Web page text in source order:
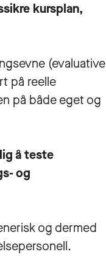
kursplan,
(evaluative
på reelle
på både eget og
å teste
og
og dermed